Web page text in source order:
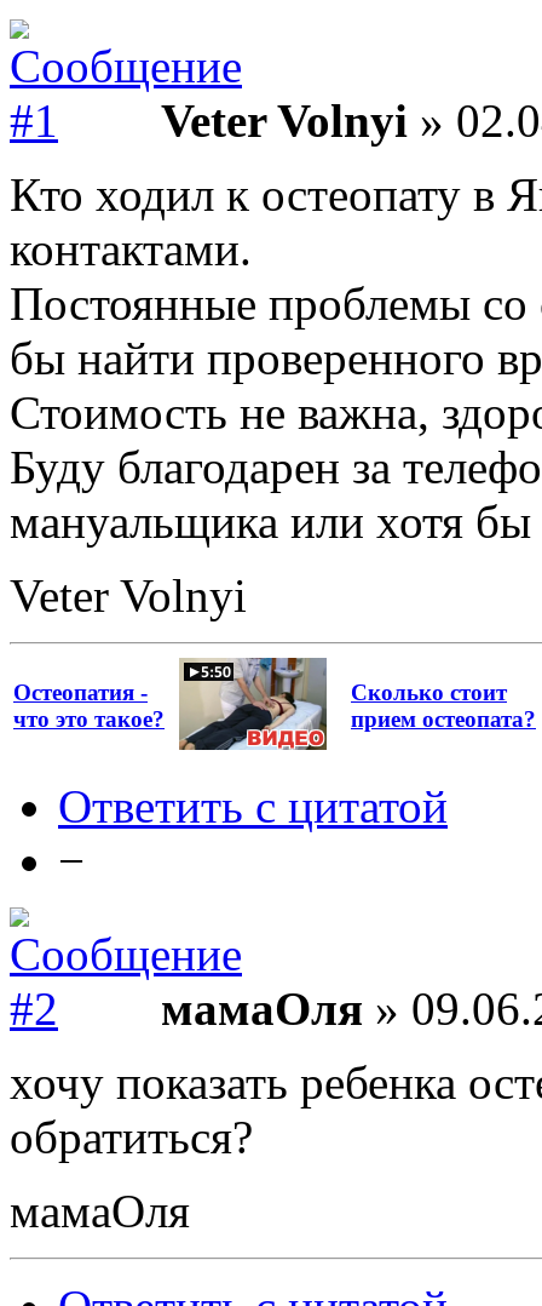
Veter Volnyi »
Кто ходил к остеопату в
контактами.
Постоянные проблемы со
бы найти проверенного
Стоимость не важна,
Буду благодарен за
мануальщика или хотя
Veter Volnyi
Остеопатия -
что это такое?
Сколько стоит
прием остеопата?
Ответить с цитатой
−
мамаОля »
хочу показать ребенка
обратиться?
мамаОля